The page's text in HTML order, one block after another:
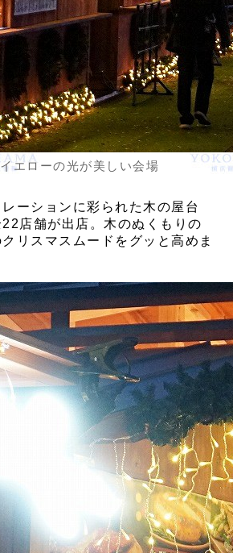
エローの光が美しい会場
ーションに彩られた木の屋台
22店舗が出店。木のぬくもりの
リスマスムードをグッと高めま